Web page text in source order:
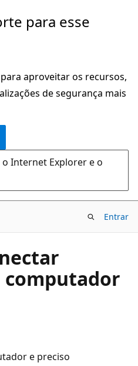
para esse
aproveitar os recursos,
de segurança mais
Internet Explorer e o
Entrar
e preciso